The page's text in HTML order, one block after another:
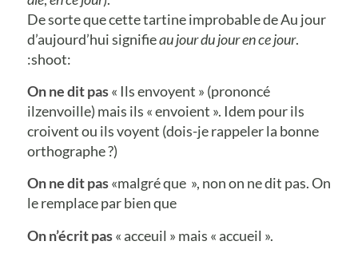
De sorte que cette tartine improbable de Au jour
d’aujourd’hui signifieau jour du jour en ce jour.
:shoot:
On ne dit pas« Ils envoyent » (prononcé
ilzenvoille) mais ils « envoient ». Idem pour ils
croivent ou ils voyent (dois-je rappeler la bonne
orthographe ?)
On ne dit pas«malgré que », non on ne dit pas. On
le remplace par bien que
On n’écrit pas« acceuil » mais « accueil ».